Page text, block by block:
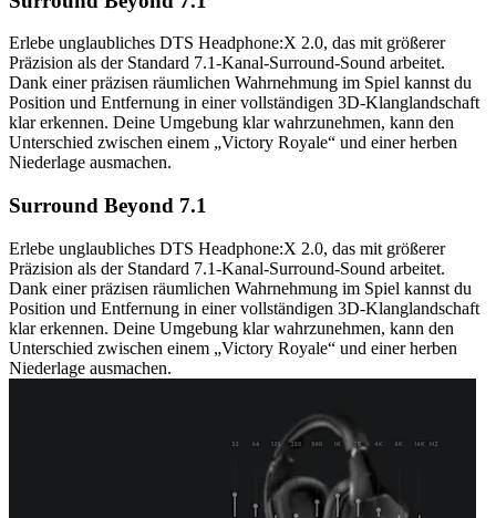
Erlebe unglaubliches DTS Headphone:X 2.0, das mit größerer
Präzision als der Standard 7.1-Kanal-Surround-Sound arbeitet.
Dank einer präzisen räumlichen Wahrnehmung im Spiel kannst du
Position und Entfernung in einer vollständigen 3D-Klanglandschaft
klar erkennen. Deine Umgebung klar wahrzunehmen, kann den
Unterschied zwischen einem „Victory Royale“ und einer herben
Niederlage ausmachen.
Surround Beyond 7.1
Erlebe unglaubliches DTS Headphone:X 2.0, das mit größerer
Präzision als der Standard 7.1-Kanal-Surround-Sound arbeitet.
Dank einer präzisen räumlichen Wahrnehmung im Spiel kannst du
Position und Entfernung in einer vollständigen 3D-Klanglandschaft
klar erkennen. Deine Umgebung klar wahrzunehmen, kann den
Unterschied zwischen einem „Victory Royale“ und einer herben
Niederlage ausmachen.